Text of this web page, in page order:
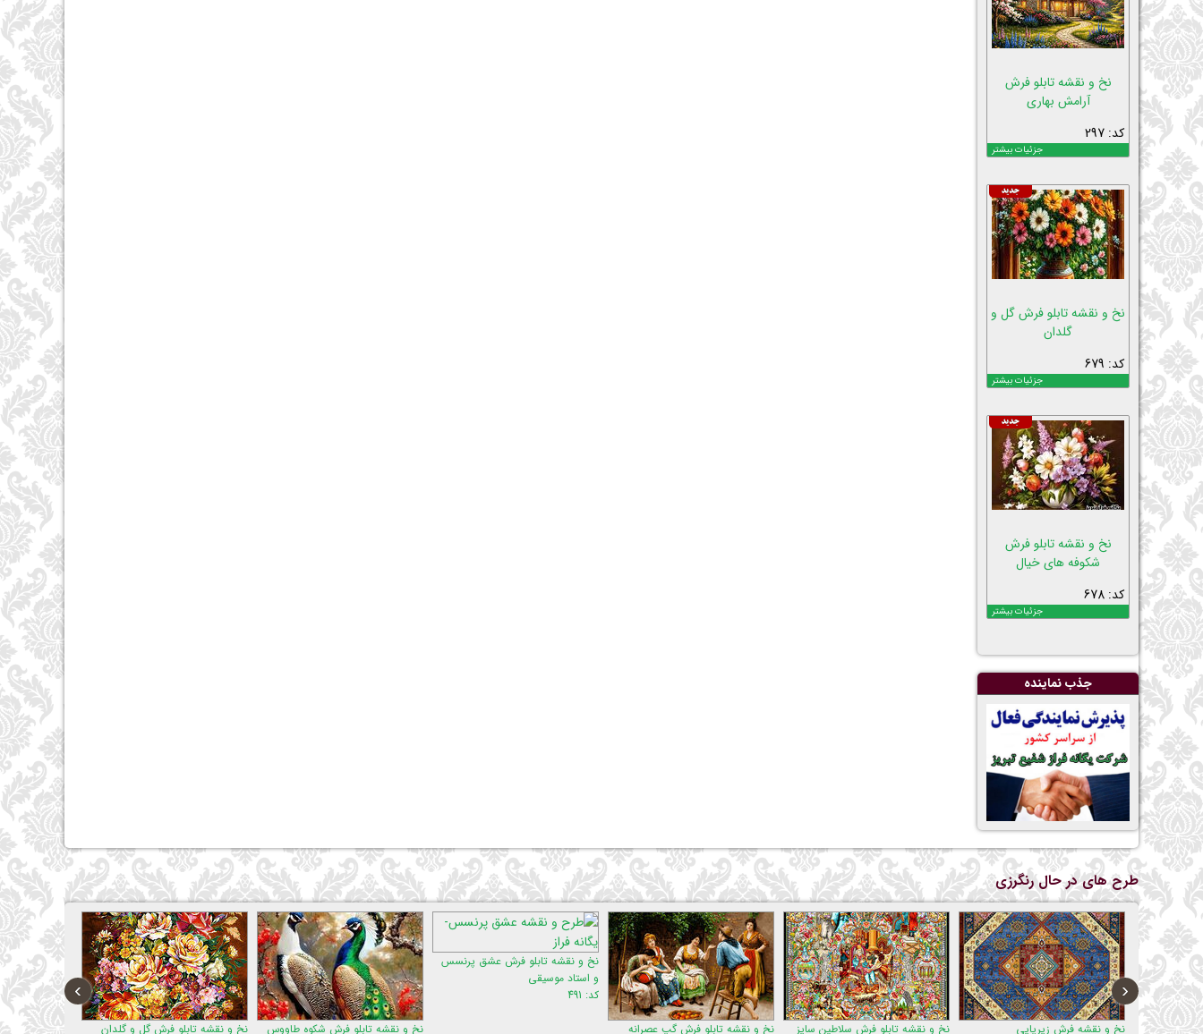
نخ و نقشه تابلو فرش
آرامش بهاری
کد: 297
جزئیات بیشتر
نخ و نقشه تابلو فرش گل و
گلدان
کد: 679
جزئیات بیشتر
نخ و نقشه تابلو فرش
شکوفه های خیال
کد: 678
جزئیات بیشتر
جذب نماينده
طرح های در حال رنگرزی
نخ و نقشه فرش زیرپایی نخ و نقشه تابلو فرش سلاطین سایز نخ و نقشه تابلو فرش گپ عصرانه
نخ و نقشه تابلو فرش عشق پرنسس
و استاد موسیقی
کد: 491
نخ و نقشه تابلو فرش شکوه طاووس
نخ و نقشه تابلو فرش گل و گلدان نخ و نقشه تابلو فرش وان یکاد
‹
›